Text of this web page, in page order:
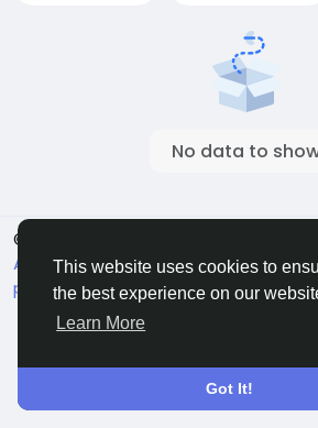
This website uses cookies to
the best experience on our
Learn More
Got It!
No data to
© 2026 Live City In
About Voorwaarden Privacy
policy
Refund and return policy
Bedrijvengids